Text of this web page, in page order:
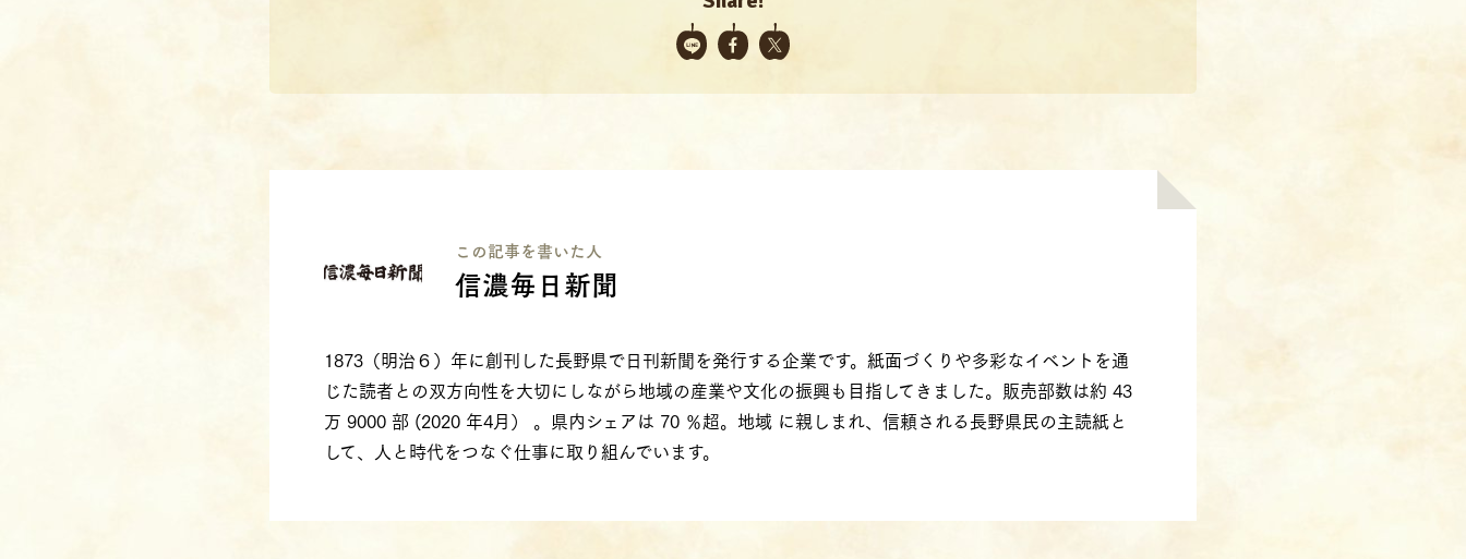
この記事を書いた⼈
信濃毎日新聞
1873（明治６）年に創刊した長野県で日刊新聞を発行する企業です。紙面づくりや多彩なイベントを通
じた読者との双方向性を大切にしながら地域の産業や文化の振興も目指してきました。販売部数は約 43
万 9000 部 (2020 年4月） 。県内シェアは 70 ％超。地域 に親しまれ、信頼される長野県民の主読紙と
して、人と時代をつなぐ仕事に取り組んでいます。